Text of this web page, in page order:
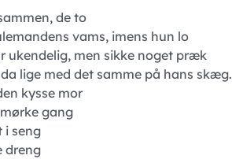
de to
vams, imens hun lo
ukendelig, men sikke noget præk
lige med det samme på hans skæg.
kysse mor
gang
i seng
dreng